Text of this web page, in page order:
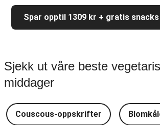
Spar opptil 1309 kr + gratis snacks
Sjekk ut våre beste
middager
Couscous-oppskrifter